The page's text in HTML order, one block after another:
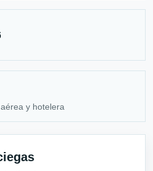
y hotelera